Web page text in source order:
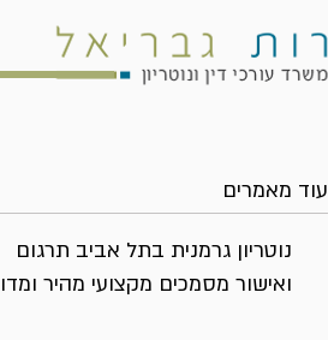
עוד מאמרים
נוטריון גרמנית בתל אביב תרגום
ואישור מסמכים מקצועי מהיר